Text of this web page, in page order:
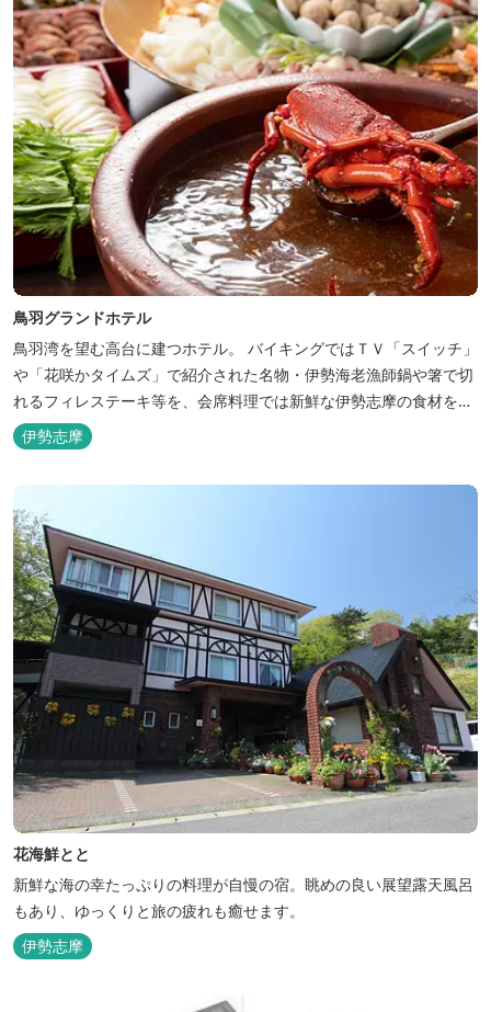
鳥羽グランドホテル
鳥羽湾を望む高台に建つホテル。 バイキングではＴＶ「スイッチ」
や「花咲かタイムズ」で紹介された名物・伊勢海老漁師鍋や箸で切
れるフィレステーキ等を、会席料理では新鮮な伊勢志摩の食材をお
楽しみいただけます。
伊勢志摩
花海鮮とと
新鮮な海の幸たっぷりの料理が自慢の宿。眺めの良い展望露天風呂
もあり、ゆっくりと旅の疲れも癒せます。
伊勢志摩